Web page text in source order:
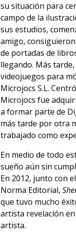
su situación para
campo de la
sus estudios,
amigo,
de portadas de
llegando. Más
videojuegos para
Microjocs S.L.
Microjocs fue
a formar parte de
más tarde por otra
trabajado como
En medio de todo
sueño aún sin
En 2012, junto con
Norma Editorial,
que tuvo mucho
artista revelación
artista.